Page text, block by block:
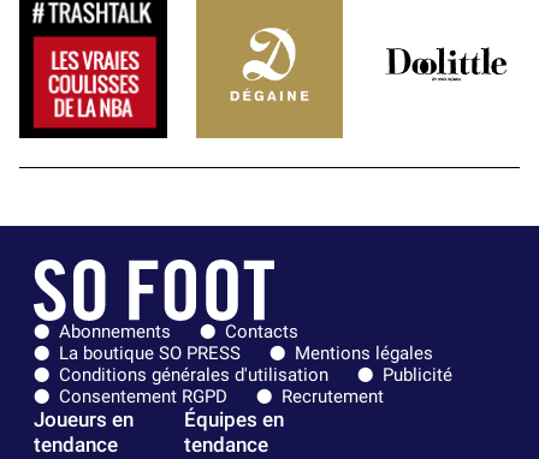
Abonnements
Contacts
La boutique SO PRESS
Mentions légales
Conditions générales d'utilisation
Publicité
Consentement RGPD
Recrutement
Joueurs en
tendance
Équipes en
tendance